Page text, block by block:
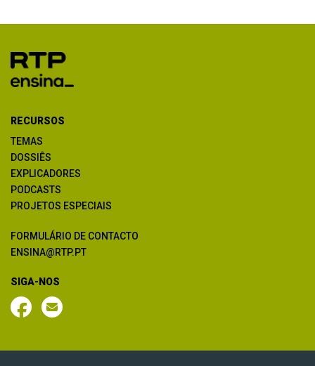
RECURSOS
TEMAS
DOSSIÊS
EXPLICADORES
PODCASTS
PROJETOS ESPECIAIS
FORMULÁRIO DE CONTACTO
ENSINA@RTP.PT
SIGA-NOS